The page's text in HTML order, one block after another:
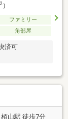
2）
ファミリー
角部屋
済可
山駅 徒歩7分